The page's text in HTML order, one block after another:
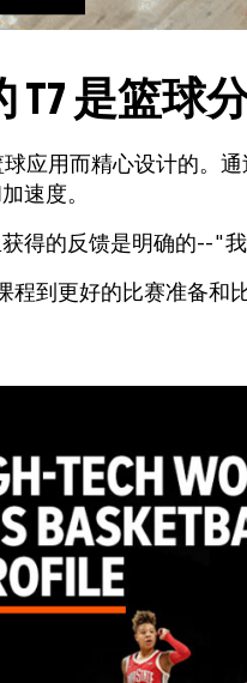
T7 是篮
球应用而精心设计的。
速度。
得的反馈是明确的--"
程到更好的比赛准备